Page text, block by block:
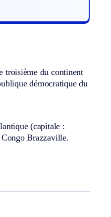
troisième du continent
démocratique du
(capitale :
Brazzaville.